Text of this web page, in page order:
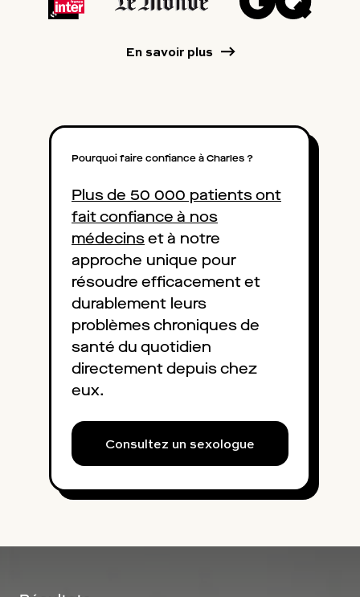
En savoir plus
Pourquoi faire confiance à Charles ?
Plus de 50 000 patients ont
fait confiance à nos
médecinset à notre
approche unique pour
résoudre efficacement et
durablement leurs
problèmes chroniques de
santé du quotidien
directement depuis chez
eux.
Consultez un sexologue